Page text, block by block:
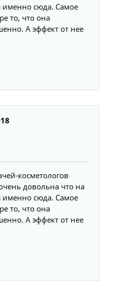
именно сюда. Самое
то, что она
А эффект от нее
косметологов
довольна что на
именно сюда. Самое
то, что она
А эффект от нее